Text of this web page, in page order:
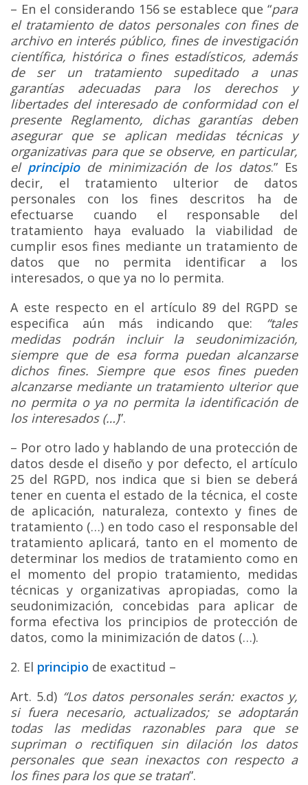
– En el considerando 156 se establece que “para
el tratamiento de datos personales con fines de
archivo en interés público, fines de investigación
científica, histórica o fines estadísticos, además
de ser un tratamiento supeditado a unas
garantías adecuadas para los derechos y
libertades del interesado de conformidad con el
presente Reglamento, dichas garantías deben
asegurar que se aplican medidas técnicas y
organizativas para que se observe, en particular,
el principiode minimización de los datos.” Es
decir, el tratamiento ulterior de datos
personales con los fines descritos ha de
efectuarse cuando el responsable del
tratamiento haya evaluado la viabilidad de
cumplir esos fines mediante un tratamiento de
datos que no permita identificar a los
interesados, o que ya no lo permita.
A este respecto en el artículo 89 del RGPD se
especifica aún más indicando que: “tales
medidas podrán incluir la seudonimización,
siempre que de esa forma puedan alcanzarse
dichos fines. Siempre que esos fines pueden
alcanzarse mediante un tratamiento ulterior que
no permita o ya no permita la identificación de
los interesados (…)”.
– Por otro lado y hablando de una protección de
datos desde el diseño y por defecto, el artículo
25 del RGPD, nos indica que si bien se deberá
tener en cuenta el estado de la técnica, el coste
de aplicación, naturaleza, contexto y fines de
tratamiento (…) en todo caso el responsable del
tratamiento aplicará, tanto en el momento de
determinar los medios de tratamiento como en
el momento del propio tratamiento, medidas
técnicas y organizativas apropiadas, como la
seudonimización, concebidas para aplicar de
forma efectiva los principios de protección de
datos, como la minimización de datos (…).
2. El principio de exactitud –
Art. 5.d) “Los datos personales serán: exactos y,
si fuera necesario, actualizados; se adoptarán
todas las medidas razonables para que se
supriman o rectifiquen sin dilación los datos
personales que sean inexactos con respecto a
los fines para los que se tratan”.